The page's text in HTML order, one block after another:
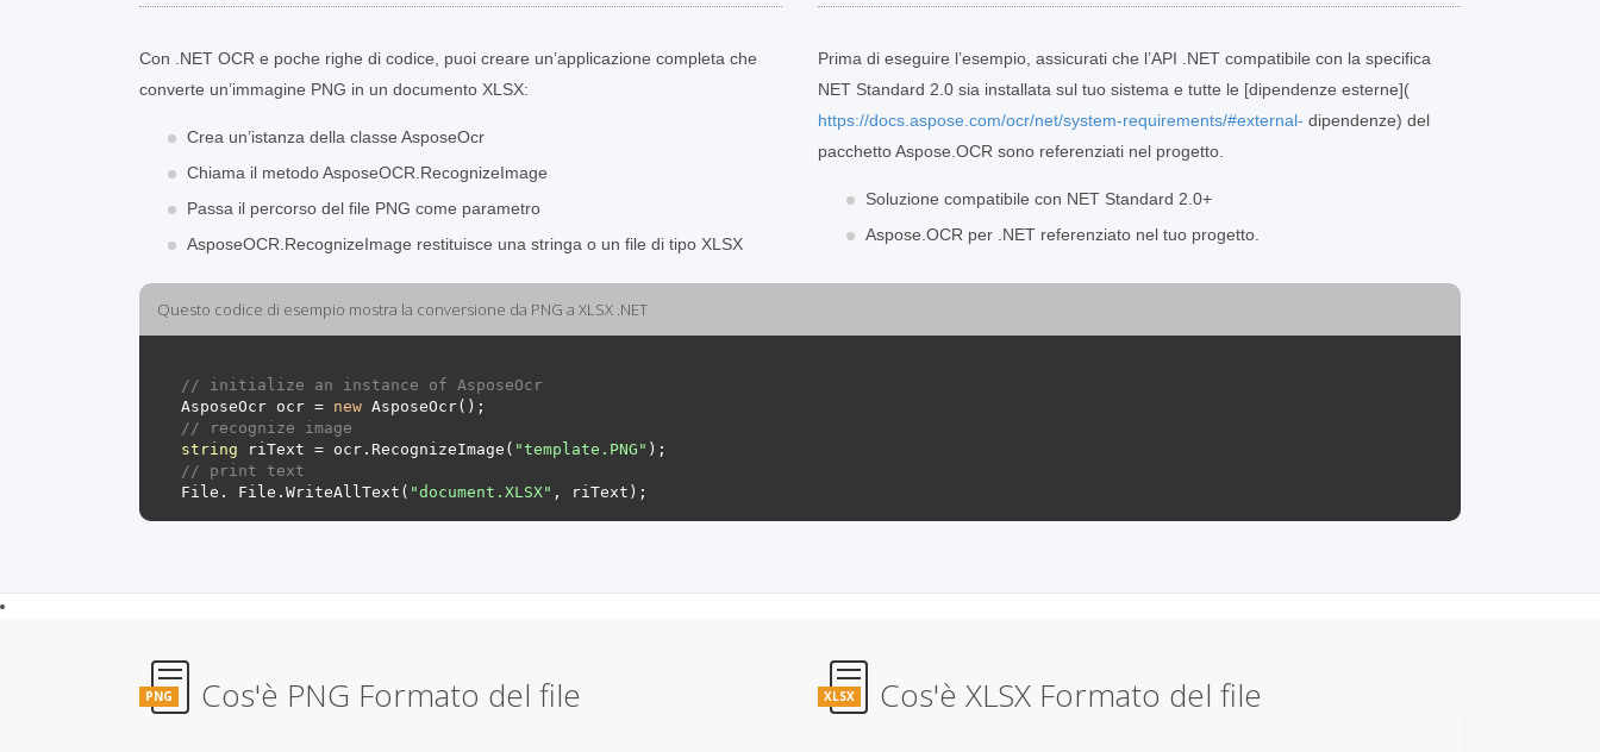
Con .NET OCR e poche righe di codice, puoi creare un’applicazione completa che
converte un’immagine PNG in un documento XLSX:
Crea un’istanza della classe AsposeOcr
Chiama il metodo AsposeOCR.RecognizeImage
Passa il percorso del file PNG come parametro
AsposeOCR.RecognizeImage restituisce una stringa o un file di tipo XLSX
Prima di eseguire l’esempio, assicurati che l’API .NET compatibile con la specifica
NET Standard 2.0 sia installata sul tuo sistema e tutte le [dipendenze esterne](
https://docs.aspose.com/ocr/net/system-requirements/#external- dipendenze) del
pacchetto Aspose.OCR sono referenziati nel progetto.
Soluzione compatibile con NET Standard 2.0+
Aspose.OCR per .NET referenziato nel tuo progetto.
Questo codice di esempio mostra la conversione da PNG a XLSX .NET
// initialize an instance of AsposeOcr
AsposeOcr ocr = new AsposeOcr();
// recognize image
string
riText = ocr . RecognizeImage ( "template.PNG" );
// print text
File . File . WriteAllText ( "document.XLSX" , riText );
PNG Cos'è PNG Formato del file XLSX Cos'è XLSX Formato del file